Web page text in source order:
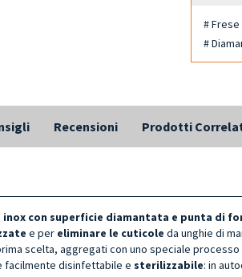
#
#
Recensioni Prodotti
con superficie diamantata e punta di
e per eliminare le cuticole da unghie di
scelta, aggregati con uno speciale
facilmente disinfettabile e sterilizzabile: in